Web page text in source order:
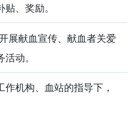
、奖励。
展献血宣传、献血者关爱
动。
机构、血站的指导下，